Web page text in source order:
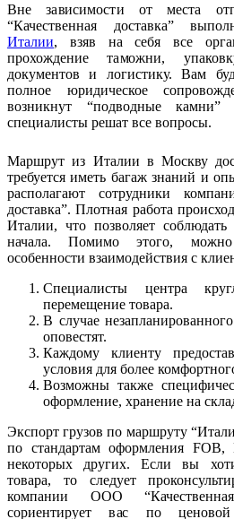
Вне зависимости от места
“Качественная доставка”
Италии, взяв на себя все
прохождение таможни,
документов и логистику. Вам
полное юридическое
возникнут “подводные
специалисты решат все вопросы.
Маршрут из Италии в Москву
требуется иметь багаж знаний и
располагают сотрудники
доставка”. Плотная работа
Италии, что позволяет
начала. Помимо этого,
особенности взаимодействия с
Специалисты центра
перемещение товара.
В случае
оповестят.
Каждому клиенту
условия для более
Возможны также
оформление, хранение на
Экспорт грузов по маршруту
по стандартам оформления
некоторых других. Если вы
товара, то следует
компании ООО
сориентирует вас по